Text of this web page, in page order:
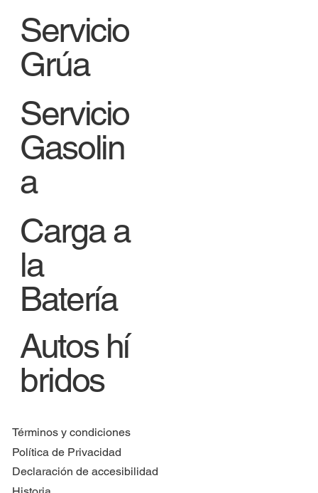
Servicio
Grúa
Servicio
Gasolin
a
Carga a
la
Batería
Autos hí
bridos
Términos y condiciones
Política de Privacidad
Declaración de accesibilidad